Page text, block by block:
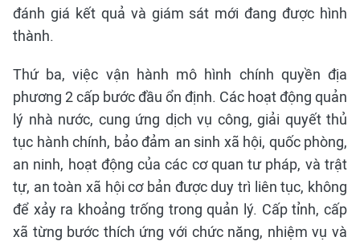
đánh giá kết quả và giám sát mới đang được hình
thành.
Thứ ba, việc vận hành mô hình chính quyền địa
phương 2 cấp bước đầu ổn định. Các hoạt động quản
lý nhà nước, cung ứng dịch vụ công, giải quyết thủ
tục hành chính, bảo đảm an sinh xã hội, quốc phòng,
an ninh, hoạt động của các cơ quan tư pháp, và trật
tự, an toàn xã hội cơ bản được duy trì liên tục, không
để xảy ra khoảng trống trong quản lý. Cấp tỉnh, cấp
xã từng bước thích ứng với chức năng, nhiệm vụ và